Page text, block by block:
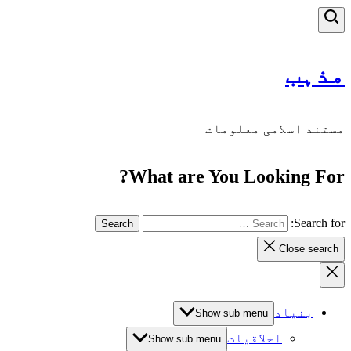
مذہب
مستند اسلامی معلومات
What are You Looking For?
Search for:
Close search
بنیاد Show sub menu
اخلاقیات Show sub menu